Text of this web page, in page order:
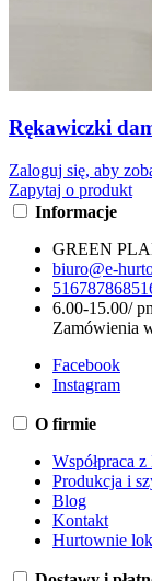
Rękawiczki
Zaloguj się, aby
Zapytaj o produkt
Informacje
GREEN
biuro@e-
516787868
6.00-15.00/
Zamówienia
Facebook
Instagram
O firmie
Współpraca
Produkcja i
Blog
Kontakt
Hurtownie